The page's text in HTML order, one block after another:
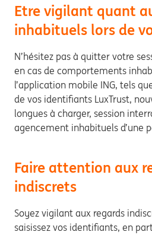
Etre vigilant quant
inhabituels lors de
N’hésitez pas à quitter votre
en cas de comportements
l’application mobile ING, tels
de vos identifiants LuxTrust,
longues à charger, session
agencement inhabituels d’une
Faire attention aux
indiscrets
Soyez vigilant aux regards
saisissez vos identifiants, en